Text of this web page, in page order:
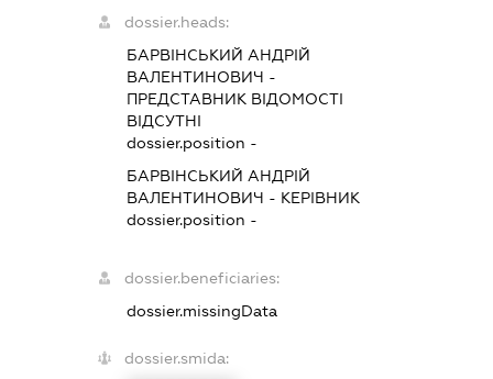
dossier.heads:
БАРВІНСЬКИЙ АНДРІЙ
ВАЛЕНТИНОВИЧ -
ПРЕДСТАВНИК ВІДОМОСТІ
ВІДСУТНІ
dossier.position -
БАРВІНСЬКИЙ АНДРІЙ
ВАЛЕНТИНОВИЧ - КЕРІВНИК
dossier.position -
dossier.beneficiaries:
dossier.missingData
dossier.smida: